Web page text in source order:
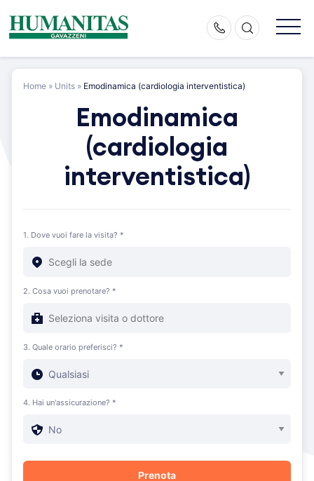
content
Home » Units » Emodinamica (cardiologia interventistica)
Emodinamica
(cardiologia
interventistica)
1. Dove vuoi fare la visita? *
2. Cosa vuoi prenotare? *
3. Quale orario preferisci? *
4. Hai un'assicurazione? *